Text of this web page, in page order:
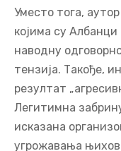
Уместо тога,
којима су
наводну
тензија. Такође,
резултат
Легитимна
исказана
угрожавања